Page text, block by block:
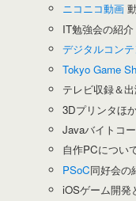
ニコニコ動画
IT勉強会の紹介
デジタルコン
Tokyo Game
テレビ収録＆
3Dプリンタほ
Javaバイトコ
自作PCについ
PSoC同好会の
iOSゲーム開発